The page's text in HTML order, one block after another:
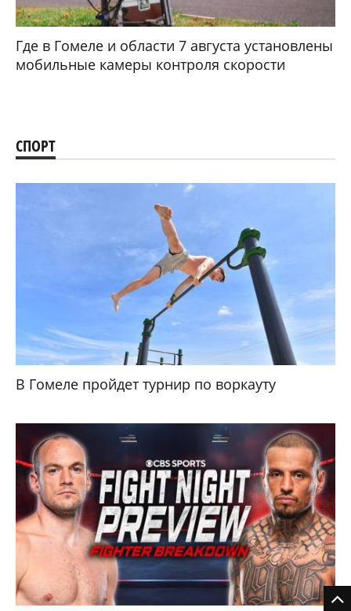
Где в Гомеле и области 7 августа установлены
мобильные камеры контроля скорости
СПОРТ
В Гомеле пройдет турнир по воркауту